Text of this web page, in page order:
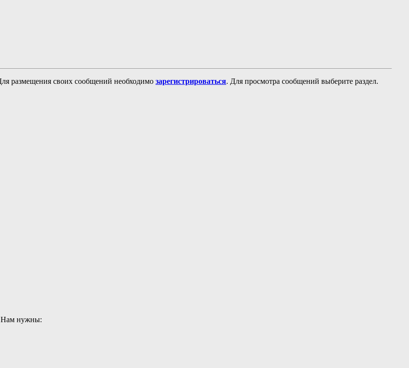
размещения своих сообщений необходимо зарегистрироваться. Для просмотра сообщений выберите раздел.
Нам нужны: